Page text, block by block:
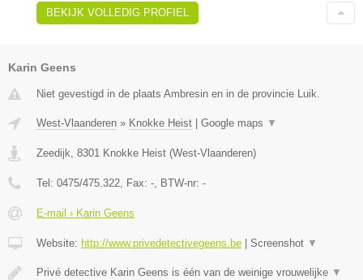
BEKIJK VOLLEDIG PROFIEL
Karin Geens
Niet gevestigd in de plaats Ambresin en in de provincie Luik.
West-Vlaanderen » Knokke Heist Google maps ▼
Zeedijk, 8301 Knokke Heist (West-Vlaanderen)
Tel: 0475/475.322, Fax: -, BTW-nr: -
E-mail › Karin Geens
Website: http://www.privedetectivegeens.be Screenshot ▼
Privé detective Karin Geens is één van de weinige vrouwelijke ▼